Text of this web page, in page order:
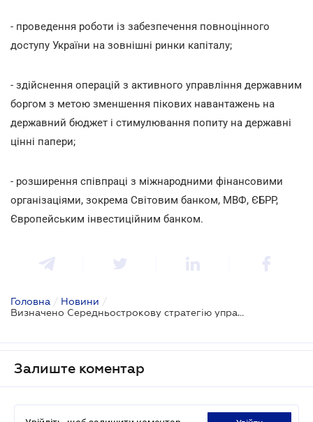
- проведення роботи із забезпечення повноцінного
доступу України на зовнішні ринки капіталу;
- здійснення операцій з активного управління державним
боргом з метою зменшення пікових навантажень на
державний бюджет і стимулювання попиту на державні
цінні папери;
- розширення співпраці з міжнародними фінансовими
організаціями, зокрема Світовим банком, МВФ, ЄБРР,
Європейським інвестиційним банком.
Головна / Новини /
Визначено Середньострокову стратегію управління державним боргом на 2017 - 2019 роки
Залиште коментар